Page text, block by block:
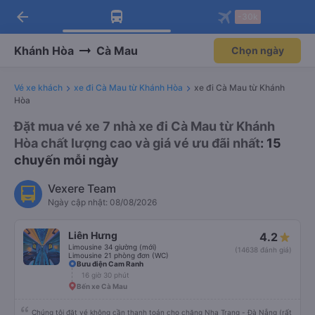
Tải app Vexere ngay!
Nhận ưu đãi thành viên độc
Mở app
Tải app Vexere
-30k/ghế khi đặt vé máy bay qua
Mở app
arrow_back
Khánh Hòa Cà Mau Chọn ngày
Vé xe khách xe đi Cà Mau từ Khánh Hòa
xe đi Cà Mau từ Khánh
Hòa
Đặt mua vé xe 7 nhà xe đi Cà Mau từ Khánh
Hòa chất lượng cao và giá vé ưu đãi nhất: 15
chuyến mỗi ngày
Vexere Team
Ngày cập nhật: 08/08/2026
Liên Hưng
Limousine 34 giường (mới)
Limousine 21 phòng đơn (WC)
4.2
(14638 đánh giá)
Bưu điện Cam Ranh
16 giờ 30 phút
Bến xe Cà Mau
Chúng tôi đặt vé không cần thanh toán cho chặng Nha Trang - Đà Nẵng (rất